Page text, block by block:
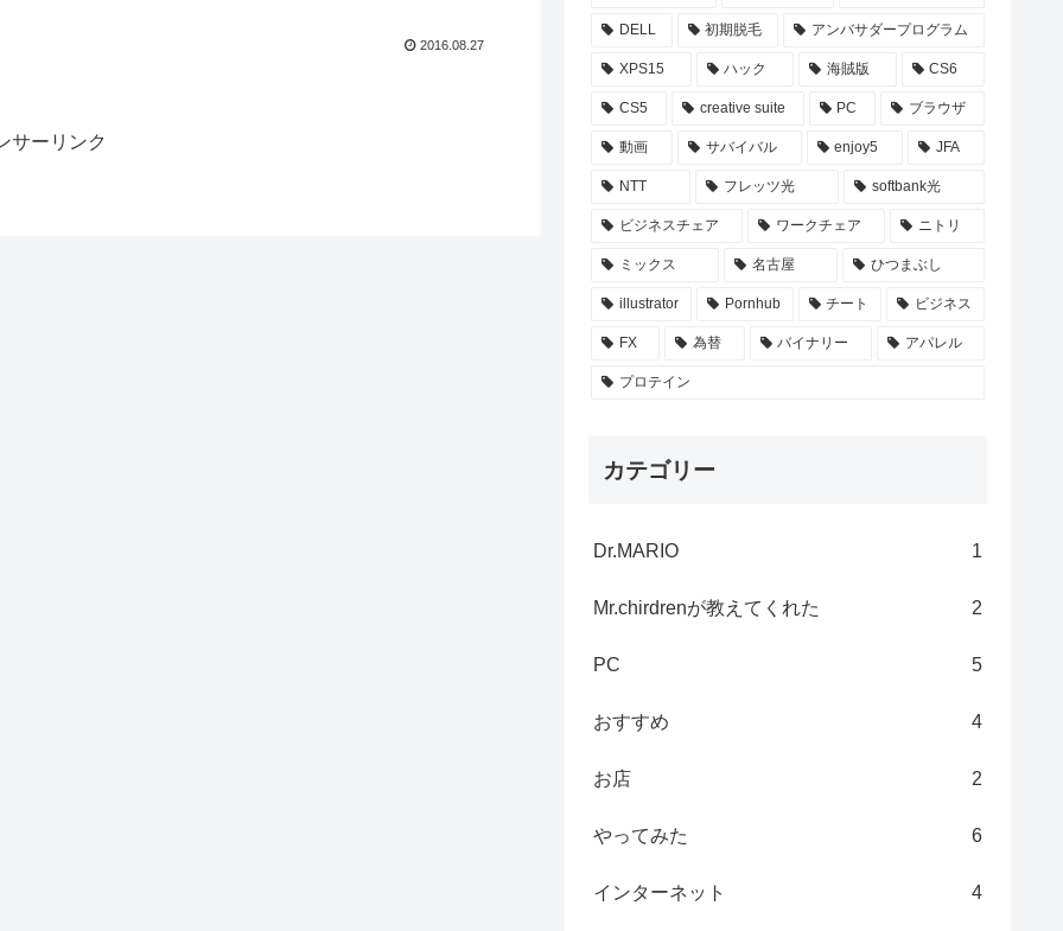
2016.08.27
サーリンク
DELL 初期脱毛 アンバサダープログラム
XPS15 ハック 海賊版 CS6
CS5 creative suite PC ブラウザ
動画 サバイバル enjoy5 JFA
NTT フレッツ光 softbank光
ビジネスチェア ワークチェア ニトリ
ミックス 名古屋 ひつまぶし
illustrator Pornhub チート ビジネス
FX 為替 バイナリー アパレル
プロテイン
カテゴリー
Dr.MARIO 1
Mr.chirdrenが教えてくれた 2
PC 5
おすすめ 4
お店 2
やってみた 6
インターネット 4